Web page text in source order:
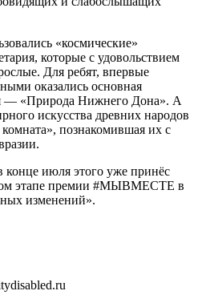
«космические»
которые с удовольствием
Для ребят, впервые
оказались основная
— «Природа Нижнего Дона». А
искусства древних народов
познакомившая их с
июля этого уже принёс
этапе премии #МЫВМЕСТЕ в
изменений».